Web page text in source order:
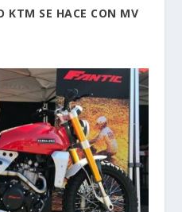
KTM SE HACE CON MV